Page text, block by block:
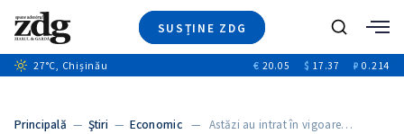
SUSȚINE ZDG
Ştiri
+6
Video
Caută
27°C, Chișinău € 20.05 $ 17.37 ₽ 0.214
Principală — Ştiri — Economic— Astăzi au intrat în vigoare…